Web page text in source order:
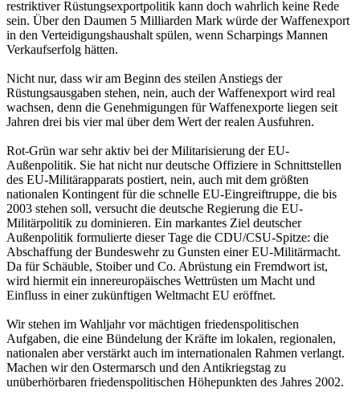
restriktiver Rüstungsexportpolitik kann doch wahrlich keine Rede
sein. Über den Daumen 5 Milliarden Mark würde der Waffenexport
in den Verteidigungshaushalt spülen, wenn Scharpings Mannen
Verkaufserfolg hätten.
Nicht nur, dass wir am Beginn des steilen Anstiegs der
Rüstungsausgaben stehen, nein, auch der Waffenexport wird real
wachsen, denn die Genehmigungen für Waffenexporte liegen seit
Jahren drei bis vier mal über dem Wert der realen Ausfuhren.
Rot-Grün war sehr aktiv bei der Militarisierung der EU-
Außenpolitik. Sie hat nicht nur deutsche Offiziere in Schnittstellen
des EU-Militärapparats postiert, nein, auch mit dem größten
nationalen Kontingent für die schnelle EU-Eingreiftruppe, die bis
2003 stehen soll, versucht die deutsche Regierung die EU-
Militärpolitik zu dominieren. Ein markantes Ziel deutscher
Außenpolitik formulierte dieser Tage die CDU/CSU-Spitze: die
Abschaffung der Bundeswehr zu Gunsten einer EU-Militärmacht.
Da für Schäuble, Stoiber und Co. Abrüstung ein Fremdwort ist,
wird hiermit ein innereuropäisches Wettrüsten um Macht und
Einfluss in einer zukünftigen Weltmacht EU eröffnet.
Wir stehen im Wahljahr vor mächtigen friedenspolitischen
Aufgaben, die eine Bündelung der Kräfte im lokalen, regionalen,
nationalen aber verstärkt auch im internationalen Rahmen verlangt.
Machen wir den Ostermarsch und den Antikriegstag zu
unüberhörbaren friedenspolitischen Höhepunkten des Jahres 2002.